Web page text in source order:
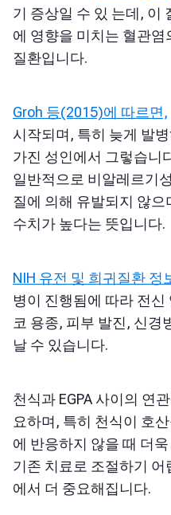
기 증상일 수 있 는데, 이
에 영향을 미치는 혈관염
질환입니다.
Groh 등(2015)에 따르면,
시작되며, 특히 늦게 발
가진 성인에서 그렇습니
일반적으로 비알레르기
질에 의해 유발되지 않
수치가 높다는 뜻입니다.
NIH 유전 및 희귀질환 정
병이 진행됨에 따라 전
코 용종, 피부 발진, 신경
날 수 있습니다.
천식과 EGPA 사이의 연
요하며, 특히 천식이 호
에 반응하지 않을 때 더
기존 치료로 조절하기
에서 더 중요해집니다.